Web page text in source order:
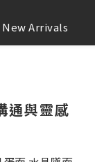
New Arrivals
通與靈感